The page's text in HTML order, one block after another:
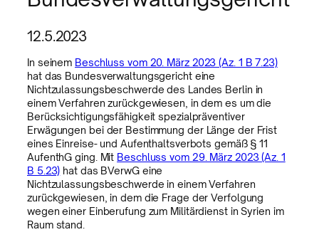
12.5.2023
In seinem Beschluss vom 20. März 2023 (Az. 1 B 7.23)
hat das Bundesverwaltungsgericht eine
Nichtzulassungsbeschwerde des Landes Berlin in
einem Verfahren zurückgewiesen, in dem es um die
Berücksichtigungsfähigkeit spezialpräventiver
Erwägungen bei der Bestimmung der Länge der Frist
eines Einreise- und Aufenthaltsverbots gemäß § 11
AufenthG ging. Mit Beschluss vom 29. März 2023 (Az. 1
B 5.23) hat das BVerwG eine
Nichtzulassungsbeschwerde in einem Verfahren
zurückgewiesen, in dem die Frage der Verfolgung
wegen einer Einberufung zum Militärdienst in Syrien im
Raum stand.